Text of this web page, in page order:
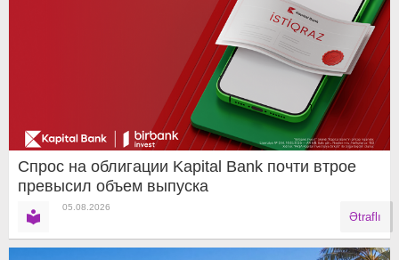
Спрос на облигации Kapital Bank почти втрое
превысил объем выпуска
05.08.2026
Ətraflı